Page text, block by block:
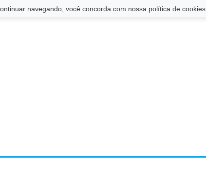
navegando, você concorda com nossa política de cookies.